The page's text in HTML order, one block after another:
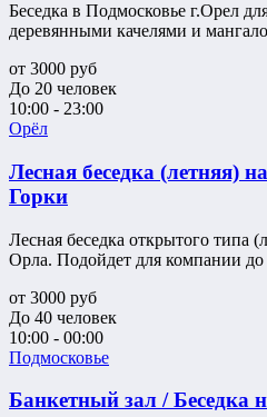
Беседка в Подмосковье г.Орел
деревянными качелями и
от 3000 руб
До 20 человек
10:00 - 23:00
Орёл
Лесная беседка (летняя)
Горки
Лесная беседка открытого типа
Орла. Подойдет для компании до
от 3000 руб
До 40 человек
10:00 - 00:00
Подмосковье
Банкетный зал / Беседка